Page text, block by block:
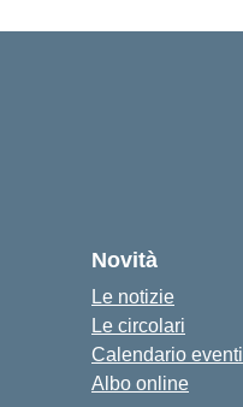
Novità
Le notizie
Le circolari
Calendario eventi
Albo online